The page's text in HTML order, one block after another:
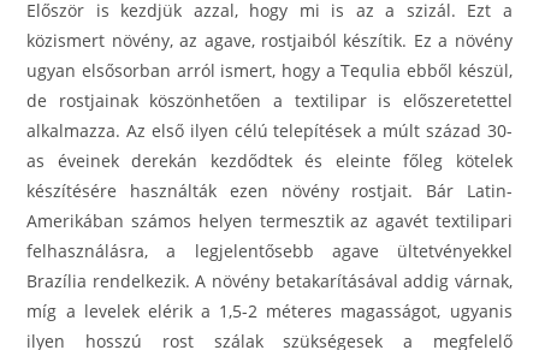
Először is kezdjük azzal, hogy mi is az a szizál. Ezt a
közismert növény, az agave, rostjaiból készítik. Ez a növény
ugyan elsősorban arról ismert, hogy a Tequlia ebből készül,
de rostjainak köszönhetően a textilipar is előszeretettel
alkalmazza. Az első ilyen célú telepítések a múlt század 30-
as éveinek derekán kezdődtek és eleinte főleg kötelek
készítésére használták ezen növény rostjait. Bár Latin-
Amerikában számos helyen termesztik az agavét textilipari
felhasználásra, a legjelentősebb agave ültetvényekkel
Brazília rendelkezik. A növény betakarításával addig várnak,
míg a levelek elérik a 1,5-2 méteres magasságot, ugyanis
ilyen hosszú rost szálak szükségesek a megfelelő